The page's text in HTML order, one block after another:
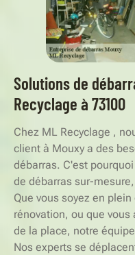
Solutions de
Recyclage à 73100
Chez ML Recyclage ,
client à Mouxy a des
débarras. C'est
de débarras sur-
Que vous soyez en
rénovation, ou que
de la place, notre
Nos experts se